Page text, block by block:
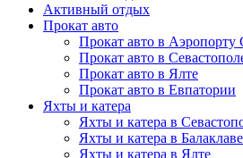
Активный отдых
Прокат авто
Прокат авто в
Прокат авто в
Прокат авто в Ялте
Прокат авто в Евпатории
Яхты и катера
Яхты и катера в
Яхты и катера в Балаклаве
Яхты и катера в Ялте